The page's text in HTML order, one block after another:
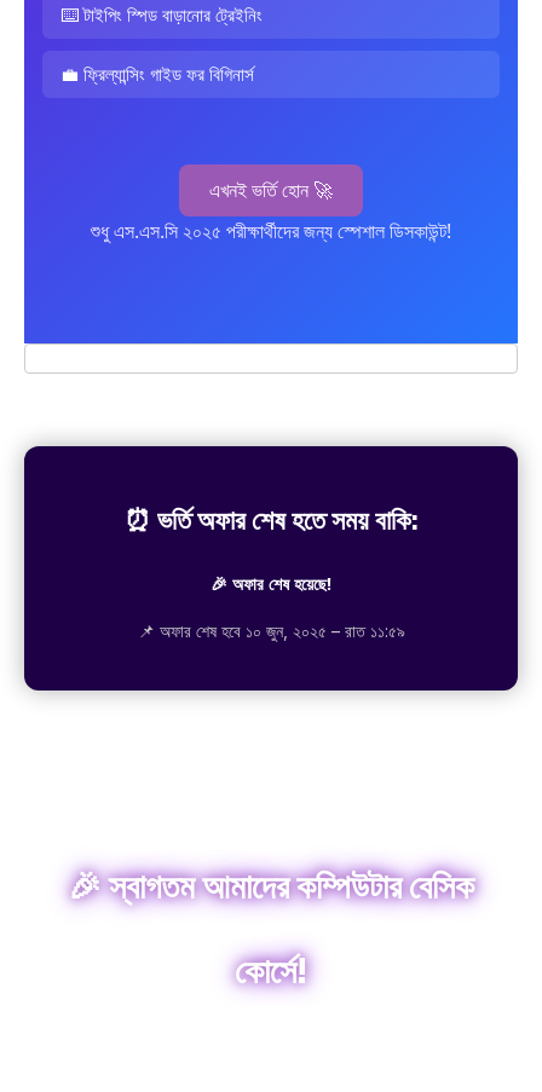
⌨️ টাইপিং স্পিড বাড়ানোর ট্রেইনিং
💼 ফ্রিল্যান্সিং গাইড ফর বিগিনার্স
এখনই ভর্তি হোন 🚀
শুধু এস.এস.সি ২০২৫ পরীক্ষার্থীদের জন্য স্পেশাল ডিসকাউন্ট!
⏰ ভর্তি অফার শেষ হতে সময় বাকি:
🎉 অফার শেষ হয়েছে!
📌 অফার শেষ হবে ১০ জুন, ২০২৫ – রাত ১১:৫৯
🎉 স্বাগতম আমাদের কম্পিউটার বেসিক
কোর্সে!